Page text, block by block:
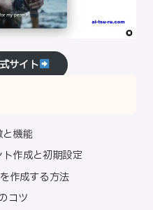
サイト
機能
作成と初期設定
作成する方法
コツ